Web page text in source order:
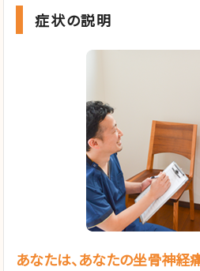
症状の説明
あなたは、あなたの坐骨神